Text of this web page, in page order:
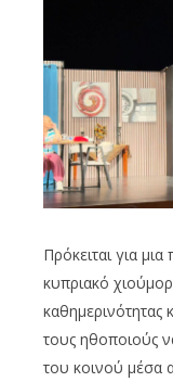
Πρόκειται για
κυπριακό
καθημερινότητας
τους ηθοποιούς
του κοινού μέσα